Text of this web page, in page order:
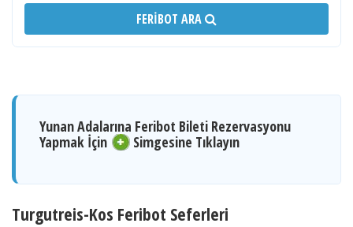
FERIBOT ARA
Yunan Adalarına Feribot Bileti Rezervasyonu
Yapmak İçin
Simgesine Tıklayın
Turgutreis-Kos Feribot Seferleri